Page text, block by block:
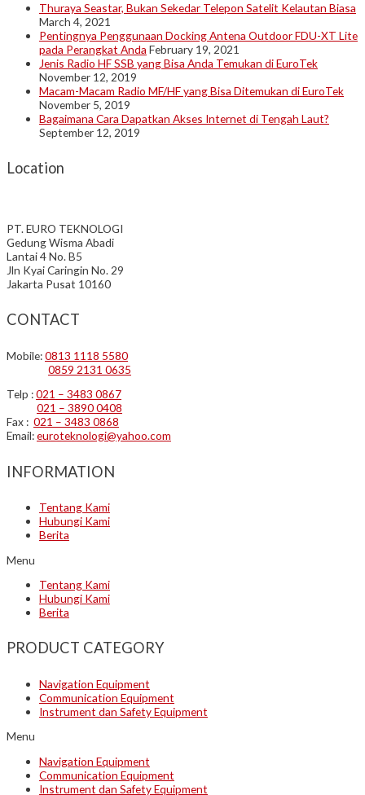
Thuraya Seastar, Bukan Sekedar Telepon Satelit Kelautan Biasa
March 4, 2021
Pentingnya Penggunaan Docking Antena Outdoor FDU-XT Lite
pada Perangkat Anda February 19, 2021
Jenis Radio HF SSB yang Bisa Anda Temukan di EuroTek
November 12, 2019
Macam-Macam Radio MF/HF yang Bisa Ditemukan di EuroTek
November 5, 2019
Bagaimana Cara Dapatkan Akses Internet di Tengah Laut?
September 12, 2019
Location
PT. EURO TEKNOLOGI
Gedung Wisma Abadi
Lantai 4 No. B5
Jln Kyai Caringin No. 29
Jakarta Pusat 10160
CONTACT
Mobile:0813 1118 5580
0859 2131 0635
Telp :021 – 3483 0867
021 – 3890 0408
Fax : 021 – 3483 0868
Email:euroteknologi@yahoo.com
INFORMATION
Tentang Kami
Hubungi Kami
Berita
Menu
Tentang Kami
Hubungi Kami
Berita
PRODUCT CATEGORY
Navigation Equipment
Communication Equipment
Instrument dan Safety Equipment
Menu
Navigation Equipment
Communication Equipment
Instrument dan Safety Equipment